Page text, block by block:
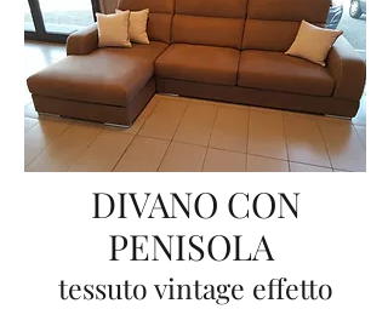
DIVANO CON
PENISOLA
tessuto vintage effetto